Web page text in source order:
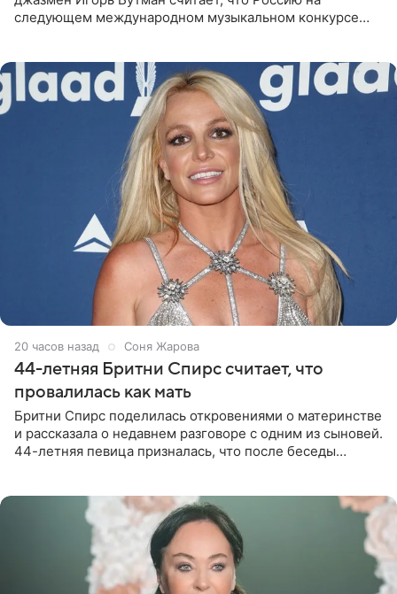
следующем международном музыкальном конкурсе
20 часов назад Соня Жарова
44-летняя Бритни Спирс считает, что
провалилась как мать
Бритни Спирс поделилась откровениями о материнстве
и рассказала о недавнем разговоре с одним из сыновей.
44-летняя певица призналась, что после беседы